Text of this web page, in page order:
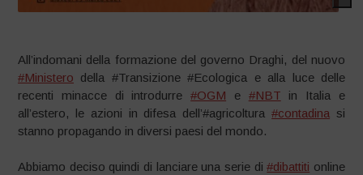
All’indomani della formazione del governo Draghi, del nuovo
#Ministero della #Transizione #Ecologica e alla luce delle
recenti minacce di introdurre#OGM e #NBT in Italia e
all’estero, le azioni in difesa dell’#agricoltura#contadina si
stanno propagando in diversi paesi del mondo.
Abbiamo deciso quindi di lanciare una serie di#dibattiti online